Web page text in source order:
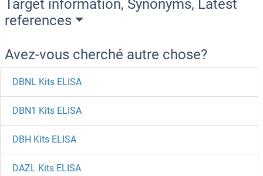
Target information, Synonyms, Latest
references
Avez-vous cherché autre chose?
DBNL Kits ELISA
DBN1 Kits ELISA
DBH Kits ELISA
DAZL Kits ELISA